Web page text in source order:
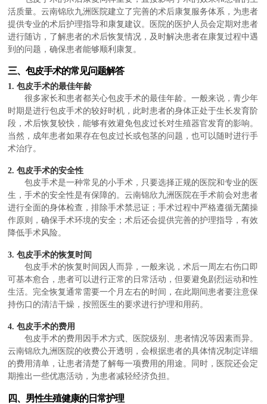
活质量。云南锦欣九洲医院建立了完善的术后康复服务体系，为患者
提供专业的术后护理指导和康复建议。医院的医护人员会定期对患者
进行随访，了解患者的术后恢复情况，及时解决患者在康复过程中遇
到的问题，确保患者能够顺利康复。
三、包皮手术的常见问题解答
1. 包皮手术的最佳年龄
很多家长和患者都关心包皮手术的最佳年龄。一般来说，青少年
时期是进行包皮手术的较好时机，此时患者的身体正处于生长发育阶
段，术后恢复较快，能够有效避免包皮过长对生殖器官发育的影响。
当然，成年患者如果存在包皮过长或包茎的问题，也可以随时进行手
术治疗。
2. 包皮手术的安全性
包皮手术是一种常见的小手术，只要选择正规的医院和专业的医
生，手术的安全性是有保障的。云南锦欣九洲医院在手术前会对患者
进行全面的身体检查，排除手术禁忌证；手术过程中严格遵循无菌操
作原则，确保手术环境的安全；术后还会提供完善的护理指导，有效
降低手术风险。
3. 包皮手术的恢复时间
包皮手术的恢复时间因人而异，一般来说，术后一周左右伤口即
可基本愈合，患者可以进行正常的日常活动，但要避免剧烈运动和性
生活。完全恢复通常需要一个月左右的时间，在此期间患者要注意保
持伤口的清洁干燥，按照医生的要求进行护理和用药。
4. 包皮手术的费用
包皮手术的费用因手术方式、医院级别、患者情况等因素而异。
云南锦欣九洲医院的收费公开透明，会根据患者的具体情况制定详细
的费用清单，让患者清楚了解每一项费用的用途。同时，医院还会定
期推出一些优惠活动，为患者减轻经济负担。
四、男性生殖健康的日常护理